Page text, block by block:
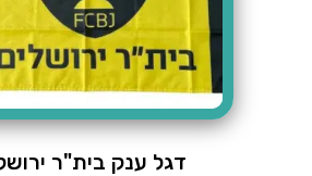
דגל ענק בית"ר